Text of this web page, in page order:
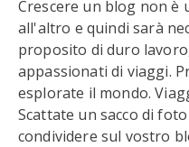
Crescere un blog non è
all'altro e quindi sarà
proposito di duro
appassionati di viaggi.
esplorate il mondo.
Scattate un sacco di
condividere sul vostro